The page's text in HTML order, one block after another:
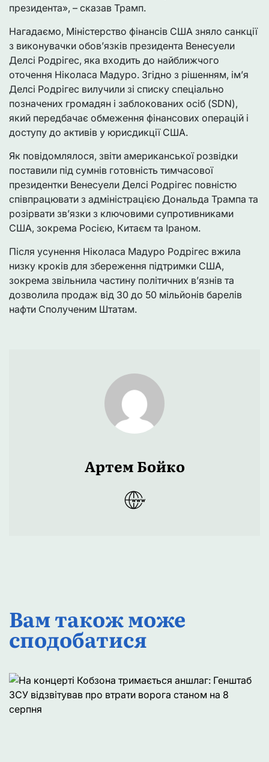
президента», – сказав Трамп.
Нагадаємо, Міністерство фінансів США зняло санкції
з виконувачки обов’язків президента Венесуели
Делсі Родрігес, яка входить до найближчого
оточення Ніколаса Мадуро. Згідно з рішенням, ім’я
Делсі Родрігес вилучили зі списку спеціально
позначених громадян і заблокованих осіб (SDN),
який передбачає обмеження фінансових операцій і
доступу до активів у юрисдикції США.
Як повідомлялося, звіти американської розвідки
поставили під сумнів готовність тимчасової
президентки Венесуели Делсі Родрігес повністю
співпрацювати з адміністрацією Дональда Трампа та
розірвати зв’язки з ключовими супротивниками
США, зокрема Росією, Китаєм та Іраном.
Після усунення Ніколаса Мадуро Родрігес вжила
низку кроків для збереження підтримки США,
зокрема звільнила частину політичних в’язнів та
дозволила продаж від 30 до 50 мільйонів барелів
нафти Сполученим Штатам.
Артем Бойко
Вам також може
сподобатися